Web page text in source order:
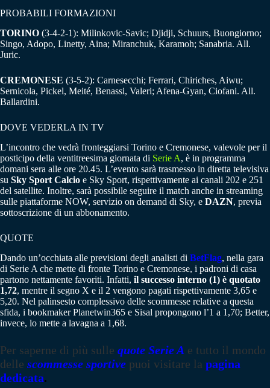
PROBABILI FORMAZIONI
TORINO (3-4-2-1): Milinkovic-Savic; Djidji, Schuurs, Buongiorno;
Singo, Adopo, Linetty, Aina; Miranchuk, Karamoh; Sanabria. All.
Juric.
CREMONESE (3-5-2): Carnesecchi; Ferrari, Chiriches, Aiwu;
Sernicola, Pickel, Meité, Benassi, Valeri; Afena-Gyan, Ciofani. All.
Ballardini.
DOVE VEDERLA IN TV
L’incontro che vedrà fronteggiarsi Torino e Cremonese, valevole per il
posticipo della ventitreesima giornata di Serie A, è in programma
domani sera alle ore 20.45. L’evento sarà trasmesso in diretta televisiva
su Sky Sport Calcio e Sky Sport, rispettivamente ai canali 202 e 251
del satellite. Inoltre, sarà possibile seguire il match anche in streaming
sulle piattaforme NOW, servizio on demand di Sky, e DAZN, previa
sottoscrizione di un abbonamento.
QUOTE
Dando un’occhiata alle previsioni degli analisti di BetFlag, nella gara
di Serie A che mette di fronte Torino e Cremonese, i padroni di casa
partono nettamente favoriti. Infatti, il successo interno (1) è quotato
1,72, mentre il segno X e il 2 vengono pagati rispettivamente 3,65 e
5,20. Nel palinsesto complessivo delle scommesse relative a questa
sfida, i bookmaker Planetwin365 e Sisal propongono l’1 a 1,70; Better,
invece, lo mette a lavagna a 1,68.
Per saperne di più sulle quote Serie A e tutto il mondo
delle scommesse sportive puoi visitare la pagina
dedicata.